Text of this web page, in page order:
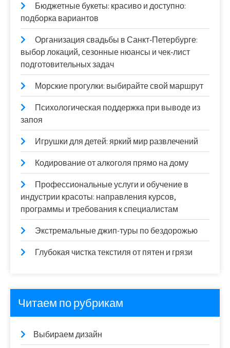
Бюджетные букеты: красиво и доступно:
подборка вариантов
Организация свадьбы в Санкт‑Петербурге:
выбор локаций, сезонные нюансы и чек‑лист
подготовительных задач
Морские прогулки: выбирайте свой маршрут
Психологическая поддержка при выводе из
запоя
Игрушки для детей: яркий мир развлечений
Кодирование от алкоголя прямо на дому
Профессиональные услуги и обучение в
индустрии красоты: направления курсов,
программы и требования к специалистам
Экстремальные джип-туры по бездорожью
Глубокая чистка текстиля от пятен и грязи
Читаем по рубрикам
Выбираем дизайн